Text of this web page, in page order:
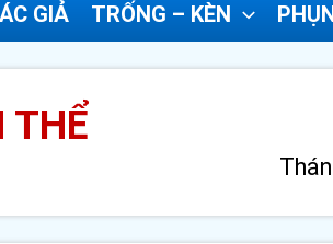
GIẢ TRỐNG – KÈN
THỂ